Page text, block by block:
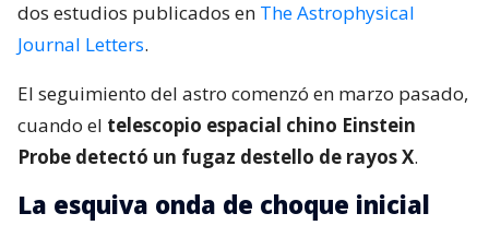
dos estudios publicados en The Astrophysical
Journal Letters.
El seguimiento del astro comenzó en marzo pasado,
cuando el telescopio espacial chino Einstein
Probe detectó un fugaz destello de rayos X.
La esquiva onda de choque inicial